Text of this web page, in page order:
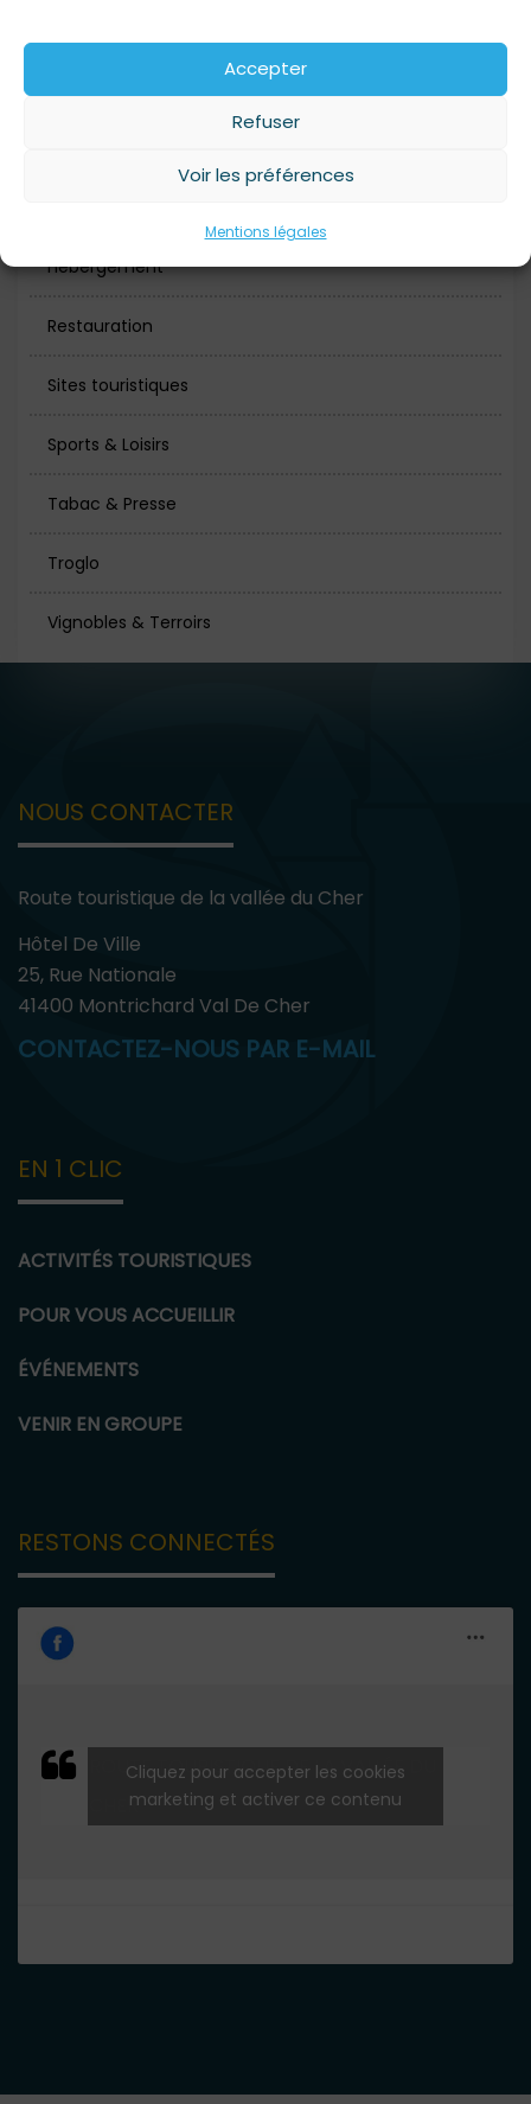
Accepter
Refuser
Voir les préférences
Mentions légales
Hébergement
Restauration
Sites touristiques
Sports & Loisirs
Tabac & Presse
Troglo
Vignobles & Terroirs
NOUS CONTACTER
Route touristique de la vallée du Cher
Hôtel De Ville
25, Rue Nationale
41400 Montrichard Val De Cher
CONTACTEZ-NOUS PAR E-MAIL
EN 1 CLIC
ACTIVITÉS TOURISTIQUES
POUR VOUS ACCUEILLIR
ÉVÉNEMENTS
VENIR EN GROUPE
RESTONS CONNECTÉS
ROUTE TOURISTIQUE DE LA VALLÉE DU
CHER
Cliquez pour accepter les cookies
marketing et activer ce contenu